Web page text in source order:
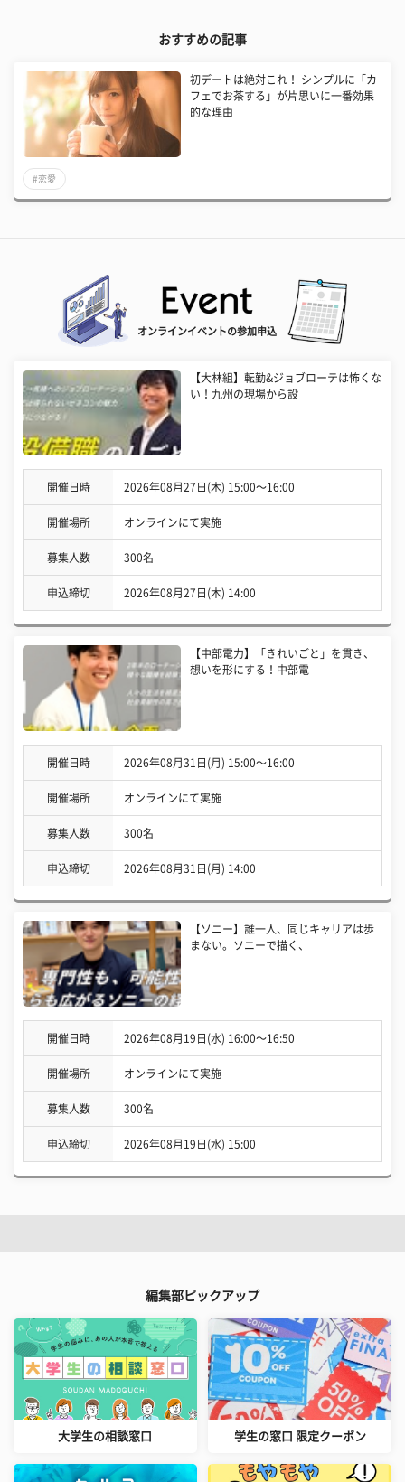
おすすめの記事
初デートは絶対これ！ シンプルに「カ
フェでお茶する」が片思いに一番効果
的な理由
#恋愛
オンラインイベントの参加申込
【大林組】転勤&ジョブローテは怖くな
い！九州の現場から設
開催日時 2026年08月27日(木) 15:00〜16:00
開催場所 オンラインにて実施
募集人数 300名
申込締切 2026年08月27日(木) 14:00
【中部電力】「きれいごと」を貫き、
想いを形にする！中部電
開催日時 2026年08月31日(月) 15:00〜16:00
開催場所 オンラインにて実施
募集人数 300名
申込締切 2026年08月31日(月) 14:00
【ソニー】誰一人、同じキャリアは歩
まない。ソニーで描く、
開催日時 2026年08月19日(水) 16:00〜16:50
開催場所 オンラインにて実施
募集人数 300名
申込締切 2026年08月19日(水) 15:00
編集部ピックアップ
大学生の相談窓口 学生の窓口 限定クーポン